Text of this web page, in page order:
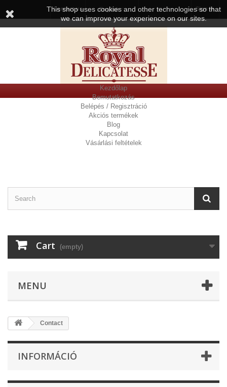
Sign in
HUF
English
Contact us
Kezdőlap
Bemutatkozás
Belépés / Regisztráció
Akciós termékek
Blog
Kapcsolat
Vásárlási feltételek
Cart (empty)
MENU
Contact
INFORMÁCIÓ
This shop uses cookies and other technologies so that
we can improve your experience on our sites.